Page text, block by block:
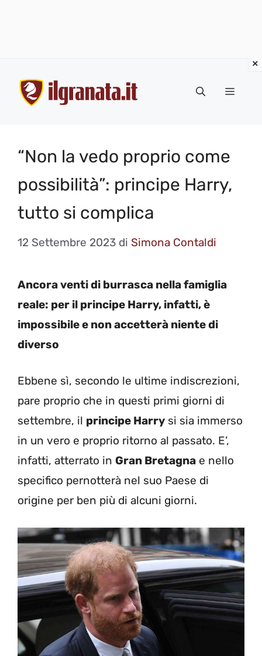
contenuto
Menu
“Non la vedo proprio come
possibilità”: principe Harry,
tutto si complica
12 Settembre 2023 di Simona Contaldi
Ancora venti di burrasca nella famiglia
reale: per il principe Harry, infatti, è
impossibile e non accetterà niente di
diverso
Ebbene sì, secondo le ultime indiscrezioni,
pare proprio che in questi primi giorni di
settembre, il principe Harry si sia immerso
in un vero e proprio ritorno al passato. E’,
infatti, atterrato in Gran Bretagna e nello
specifico pernotterà nel suo Paese di
origine per ben più di alcuni giorni.